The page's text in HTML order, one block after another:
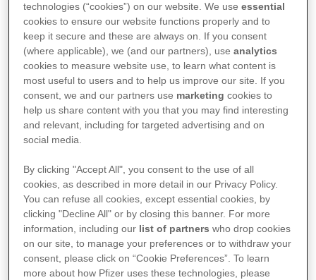
kosten
Vorige week kwam het ministerie van Economische Zaken
(EZ) met haar langverwachte visie op de
biotechnologische sector in Nederland.1 Mijn hart maakte
een sprong van blijdschap. Het document staat vol
positiviteit, goede voornemens en toekomstvisie.
Filters
technologies (“cookies”) on our website. We useessential
cookies to ensure our website functions properly and to
keep it secure and these are always on. If you consent
(where applicable), we (and our partners), useanalytics
cookies to measure website use, to learn what content is
most useful to users and to help us improve our site. If you
consent, we and our partners use marketing cookies to
help us share content with you that you may find interesting
and relevant, including for targeted advertising and on
social media.
By clicking "Accept All", you consent to the use of all
cookies, as described in more detail in our Privacy Policy.
You can refuse all cookies, except essential cookies, by
clicking "Decline All" or by closing this banner. For more
information, including our list of partners who drop cookies
on our site, to manage your preferences or to withdraw your
consent, please click on “Cookie Preferences”. To learn
more about how Pfizer uses these technologies, please